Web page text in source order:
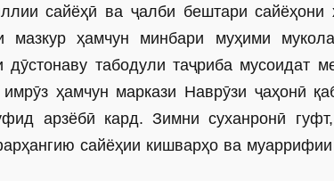
сайёҳӣ ва ҷалби бештари сайёҳони
ҳамчун минбари муҳими
табодули таҷриба мусоидат
ҳамчун маркази Наврӯзи ҷаҳонӣ
арзёбӣ кард. Зимни суханронӣ
сайёҳии кишварҳо ва